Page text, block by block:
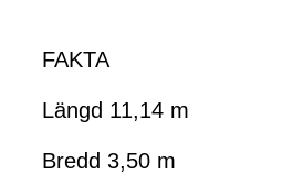
FAKTA
Längd 11,14 m
Bredd 3,50 m